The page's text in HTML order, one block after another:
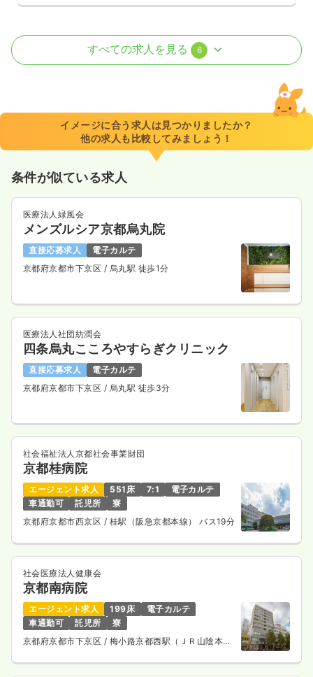
外来 正・准看護師
8:30～17:00
4週8休以上
ブランク可 第二新卒可 月給32万円以上可
気になる
夜勤のみ（常勤）
給与 お問い合わせください
時間 16:00～8:45
気になる 詳細を見る
夜勤のみ（パート） 一時募集休止
ブランク可
第二新卒可
気になる
オペ室(手術室) 一般病院
給与 24.9〜31.5
※一例
時間 8:30～17:00（休憩60分）
日曜休み
4週8休以上 第二新卒可 月給31万円以上可
気になる 詳細を見る
すべての求人を見る 6
イメージに合う求人は見つかりましたか？
他の求人も比較してみましょう！
条件が似ている求人
医療法人緑風会
メンズルシア京都烏丸院
直接応募求人
電子カルテ
京都府京都市下京区 / 烏丸駅 徒歩1分
医療法人社団紡潤会
四条烏丸こころやすらぎクリニック
直接応募求人
電子カルテ
京都府京都市下京区 / 烏丸駅 徒歩3分
社会福祉法人京都社会事業財団
京都桂病院
エージェント求人 551床 7:1
電子カルテ
車通勤可
託児所
寮
京都府京都市西京区 / 桂駅（阪急京都本線） バス19分
社会医療法人健康会
京都南病院
エージェント求人 199床
電子カルテ
車通勤可
託児所
寮
京都府京都市下京区 / 梅小路京都西駅（ＪＲ山陰本